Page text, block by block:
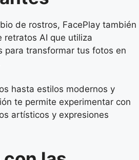
de rostros, FacePlay también
retratos AI que utiliza
para transformar tus fotos en
hasta estilos modernos y
te permite experimentar con
artísticos y expresiones